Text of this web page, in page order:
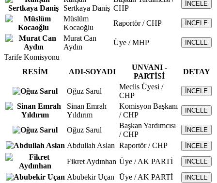
Sertkaya Daniş CHP
İNCELE
Müslüm
Kocaoğlu
Raportör / CHP İNCELE
Murat Can
Aydın
Üye / MHP İNCELE
Tarife Komisyonu
RESİM
ADI-SOYADI
UNVANI -
PARTİSİ
DETAY
Oğuz Sarul
Meclis Üyesi /
CHP
İNCELE
Sinan Emrah
Yıldırım
Komisyon Başkanı
/ CHP
İNCELE
Oğuz Sarul
Başkan Yardımcısı
/ CHP
İNCELE
Abdullah Aslan Raportör / CHP İNCELE
Fikret Aydınhan Üye / AK PARTİ İNCELE
Abubekir Uçan Üye / AK PARTİ İNCELE